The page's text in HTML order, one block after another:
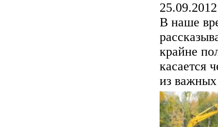
25.09.2012
В наше
крайне
касается
из важных